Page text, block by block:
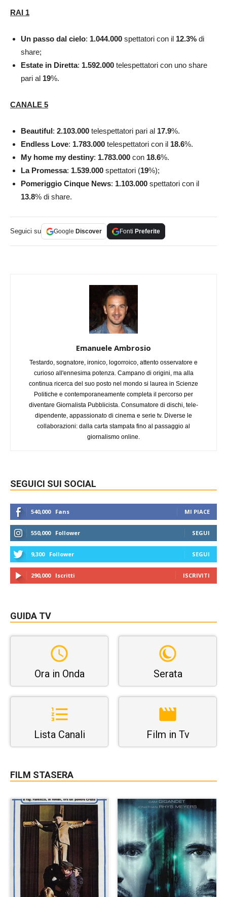
RAI 1
Un passo dal cielo: 1.044.000 spettatori con il 12.3% di
share;
Estate in Diretta: 1.592.000 telespettatori con uno share
pari al 19%.
CANALE 5
Beautiful: 2.103.000 telespettatori pari al 17.9%.
Endless Love: 1.783.000 telespettatori con il 18.6%.
My home my destiny: 1.783.000 con 18.6%.
La Promessa: 1.539.000 spettatori (19%);
Pomeriggio Cinque News: 1.103.000 spettatori con il
13.8% di share.
Seguici su Google Discover Fonti Preferite
Emanuele Ambrosio
Testardo, sognatore, ironico, logorroico, attento osservatore e
curioso all'ennesima potenza. Campano di origini, ma alla
continua ricerca del suo posto nel mondo si laurea in Scienze
Politiche e contemporaneamente completa il percorso per
diventare Giornalista Pubblicista. Consumatore di dischi, tele-
dipendente, appassionato di cinema e serie tv. Diverse le
collaborazioni: dalla carta stampata fino al passaggio al
giornalismo online.
SEGUICI SUI SOCIAL
540,000 Fans MI PIACE
550,000 Follower SEGUI
9,300 Follower SEGUI
290,000 Iscritti ISCRIVITI
GUIDA TV
Ora in Onda Serata
Lista Canali Film in Tv
FILM STASERA